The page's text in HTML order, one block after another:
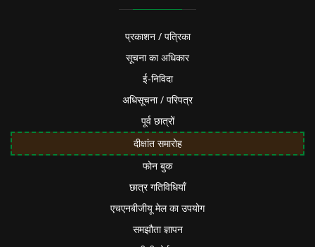
प्रकाशन / पत्रिका
सूचना का अधिकार
ई-निविदा
अधिसूचना / परिपत्र
पूर्व छात्रों
दीक्षांत समारोह
फोन बुक
छात्र गतिविधियाँ
एचएनबीजीयू मेल का उपयोग
समझौता ज्ञापन